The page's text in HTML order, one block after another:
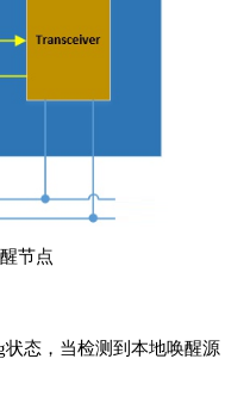
节点
态，当检测到本地唤醒源